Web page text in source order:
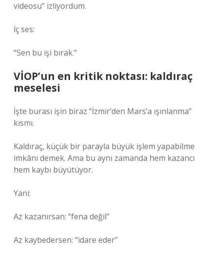
videosu” izliyordum.
İç ses:
“Sen bu işi bırak.”
VİOP’un en kritik noktası: kaldıraç
meselesi
İşte burası işin biraz “İzmir’den Mars’a ışınlanma”
kısmı.
Kaldıraç, küçük bir parayla büyük işlem yapabilme
imkânı demek. Ama bu aynı zamanda hem kazancı
hem kaybı büyütüyor.
Yani:
Az kazanırsan: “fena değil”
Az kaybedersen: “idare eder”